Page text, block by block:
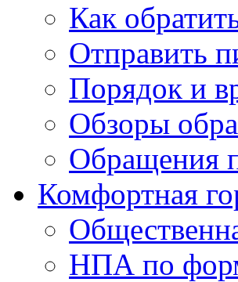
Как
Отправить
Порядок и
Обзоры
Обращения
Комфортная
НПА по